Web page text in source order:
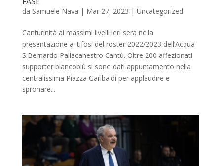
da Samuele Nava | Mar 27, 2023 | Uncategorized
Canturinità ai massimi livelli ieri sera nella
presentazione ai tifosi del roster 2022/2023 dell’Acqua
S.Bernardo Pallacanestro Cantù. Oltre 200 affezionati
supporter biancoblù si sono dati appuntamento nella
centralissima Piazza Garibaldi per applaudire e
spronare...